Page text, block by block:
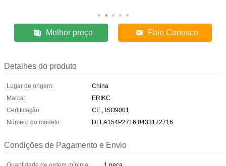
Melhor preço Fale Conosco
Detalhes do produto
Lugar de origem:
China
Marca:
ERIKC
Certificação:
CE , ISO9001
Número do modelo:
DLLA154P2716 0433172716
Condições de Pagamento e Envio